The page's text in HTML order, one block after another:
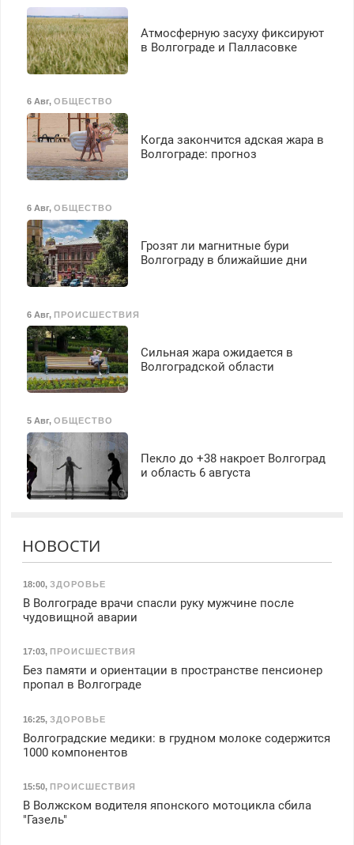
Атмосферную засуху фиксируют
в Волгограде и Палласовке
6 Авг, ОБЩЕСТВО
Когда закончится адская жара в
Волгограде: прогноз
6 Авг, ОБЩЕСТВО
Грозят ли магнитные бури
Волгограду в ближайшие дни
6 Авг, ПРОИСШЕСТВИЯ
Сильная жара ожидается в
Волгоградской области
5 Авг, ОБЩЕСТВО
Пекло до +38 накроет Волгоград
и область 6 августа
НОВОСТИ
18:00, ЗДОРОВЬЕ
В Волгограде врачи спасли руку мужчине после
чудовищной аварии
17:03, ПРОИСШЕСТВИЯ
Без памяти и ориентации в пространстве пенсионер
пропал в Волгограде
16:25, ЗДОРОВЬЕ
Волгоградские медики: в грудном молоке содержится
1000 компонентов
15:50, ПРОИСШЕСТВИЯ
В Волжском водителя японского мотоцикла сбила
"Газель"